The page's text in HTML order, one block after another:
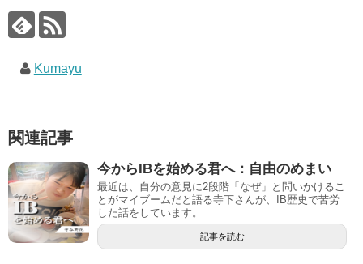
Kumayu
関連記事
今からIBを始める君へ：自由のめまい
最近は、自分の意見に2段階「なぜ」と問いかけるこ
とがマイブームだと語る寺下さんが、IB歴史で苦労
した話をしています。
記事を読む